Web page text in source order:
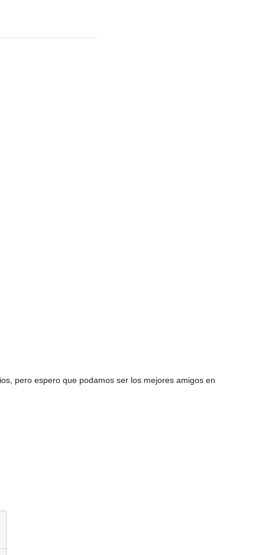
pero espero que podamos ser los mejores amigos en